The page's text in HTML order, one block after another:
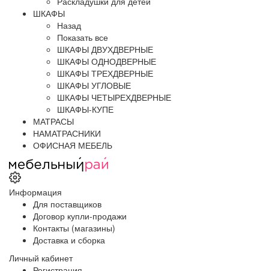
ШКАФЫ
Назад
Показать все
ШКАФЫ ДВУХДВЕРНЫЕ
ШКАФЫ ОДНОДВЕРНЫЕ
ШКАФЫ ТРЕХДВЕРНЫЕ
ШКАФЫ УГЛОВЫЕ
ШКАФЫ ЧЕТЫРЕХДВЕРНЫЕ
ШКАФЫ-КУПЕ
МАТРАСЫ
НАМАТРАСНИКИ
ОФИСНАЯ МЕБЕЛЬ
Информация
Для поставщиков
Договор купли-продажи
Контакты (магазины)
Доставка и сборка
Личный кабинет